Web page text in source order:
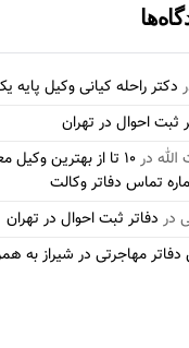
دکتر راحله کیانی وکیل پایه
ثبت احوال در تهران
در
10 تا از بهترین وکیل
تماس دفاتر وکالت
در دفاتر ثبت احوال در تهران
دفاتر مهاجرتی در شیراز به